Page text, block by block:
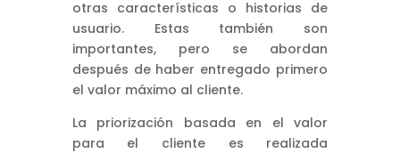
otras características o historias de
usuario. Estas también son
importantes, pero se abordan
después de haber entregado primero
el valor máximo al cliente.
La priorización basada en el valor
para el cliente es realizada